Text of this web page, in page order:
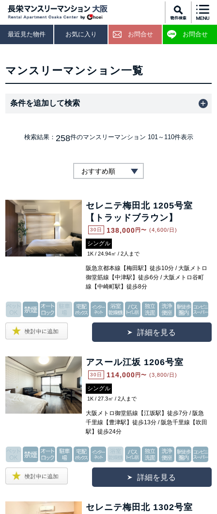
最近見た物件 お気に入り お問合せ お問合せ
マンスリーマンション一覧
条件を追加して検索
検索結果： 258件のマンスリーマンション 101～110件表示
セレニテ梅田北 1205号室
【トラッドブラウン】
30日 138,000 円〜 (4,600/日)
シングル
1K / 24.94㎡ / 2人まで
阪急京都本線【梅田駅】徒歩10分 / 大阪メトロ
御堂筋線【中津駅】徒歩6分 / 大阪メトロ谷町
線【中崎町駅】徒歩8分
詳細を見る
アスール江坂 1206号室
30日 114,000 円〜 (3,800/日)
シングル
1K / 27.3㎡ / 2人まで
大阪メトロ御堂筋線【江坂駅】徒歩7分 / 阪急
千里線【豊津駅】徒歩13分 / 阪急千里線【吹田
駅】徒歩24分
詳細を見る
セレニテ梅田北 1302号室